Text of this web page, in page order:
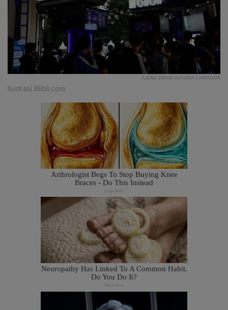
AJENG DINAR ULFIANA | KATADATA
Ilustrasi Blibli.com